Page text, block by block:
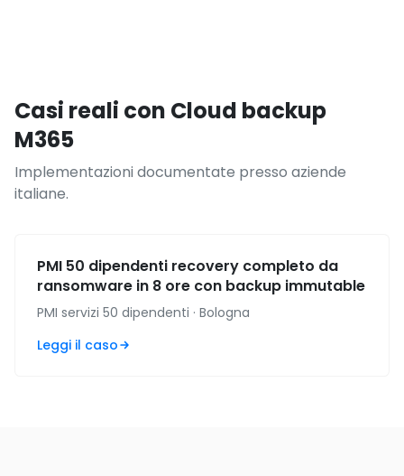
Casi reali con Cloud backup
M365
Implementazioni documentate presso aziende
italiane.
PMI 50 dipendenti recovery completo da
ransomware in 8 ore con backup immutable
PMI servizi 50 dipendenti · Bologna
Leggi il caso